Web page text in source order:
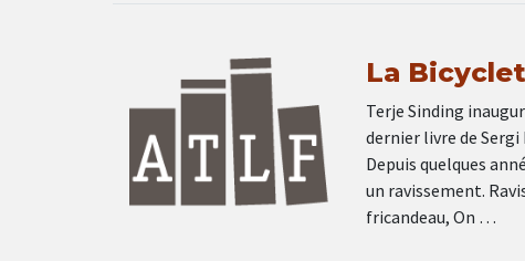
La
Terje Sinding
dernier livre de
Depuis quelques
un ravissement.
fricandeau, On …